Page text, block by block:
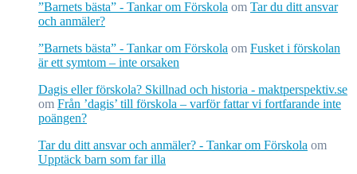
”Barnets bästa” - Tankar om Förskola om Tar du ditt ansvar
och anmäler?
”Barnets bästa” - Tankar om Förskola om Fusket i förskolan
är ett symtom – inte orsaken
Dagis eller förskola? Skillnad och historia - maktperspektiv.se
om Från ’dagis’ till förskola – varför fattar vi fortfarande inte
poängen?
Tar du ditt ansvar och anmäler? - Tankar om Förskola om
Upptäck barn som far illa